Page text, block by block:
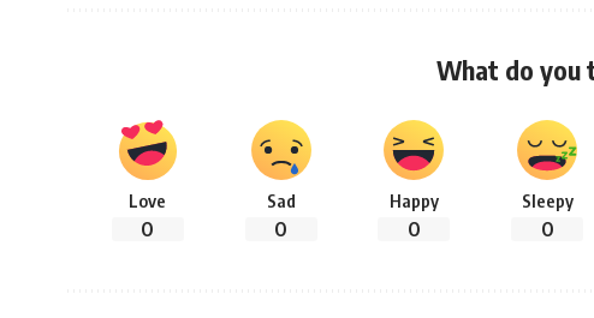
What do you
Love
0
Sad
0
Happy
0
Sleepy
0